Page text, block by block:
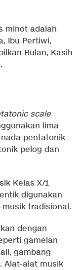
minot adalah
Ibu Pertiwi,
Bulan, Kasih
scale
lima
pentatonik
pelog dan
Kelas X/1
digunakan
tradisional.
dengan
gamelan
gambang
Alat-alat musik